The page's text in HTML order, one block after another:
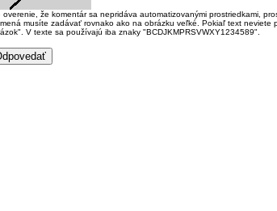
overenie, že komentár sa nepridáva automatizovanými prostriedkami,
musíte zadávať rovnako ako na obrázku veľké. Pokiaľ text neviete
V texte sa používajú iba znaky "BCDJKMPRSVWXY1234589".